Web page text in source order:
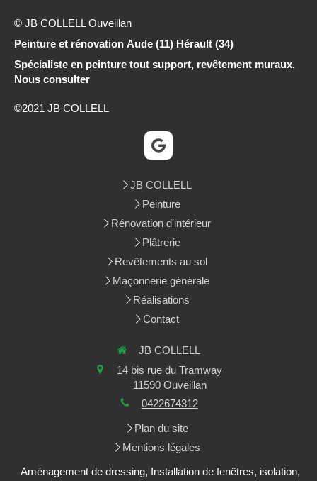
© JB COLLELL Ouveillan
Peinture et rénovation Aude (11) Hérault (34)
Spécialiste en peinture tout support, revêtement muraux.
Nous consulter
©2021 JB COLLELL
JB COLLELL
Peinture
Rénovation d'intérieur
Plâtrerie
Revêtements au sol
Maçonnerie générale
Réalisations
Contact
JB COLLELL
14 bis rue du Tramway
11590 Ouveillan
0422674312
Plan du site
Mentions légales
Aménagement de dressing, Installation de fenêtres, isolation,